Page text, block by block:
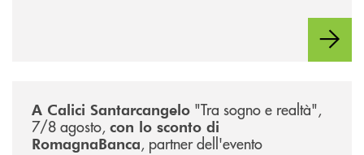
A Calici Santarcangelo "Tra sogno e realtà",
7/8 agosto, con lo sconto di
RomagnaBanca, partner dell'evento